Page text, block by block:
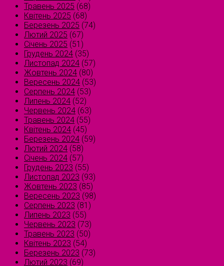
Травень 2025 (68)
Квітень 2025 (68)
Березень 2025 (74)
Лютий 2025 (67)
Січень 2025 (51)
Грудень 2024 (35)
Листопад 2024 (57)
Жовтень 2024 (80)
Вересень 2024 (53)
Серпень 2024 (53)
Липень 2024 (52)
Червень 2024 (63)
Травень 2024 (55)
Квітень 2024 (45)
Березень 2024 (59)
Лютий 2024 (58)
Січень 2024 (57)
Грудень 2023 (55)
Листопад 2023 (93)
Жовтень 2023 (85)
Вересень 2023 (98)
Серпень 2023 (81)
Липень 2023 (55)
Червень 2023 (73)
Травень 2023 (50)
Квітень 2023 (54)
Березень 2023 (73)
Лютий 2023 (69)